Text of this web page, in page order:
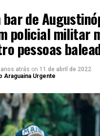
de
policial militar
pessoas
atrás on 11 de abril de 2022
Araguaina Urgente